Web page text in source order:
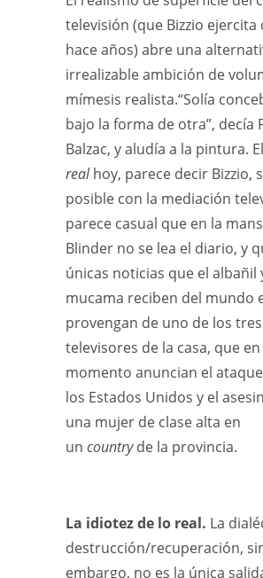
televisión (que Bizzio ejercita
hace años) abre una
irrealizable ambición de
mímesis realista.“Solía
bajo la forma de otra”, decía
Balzac, y aludía a la pintura. El
realhoy, parece decir Bizzio,
posible con la mediación
parece casual que en la
Blinder no se lea el diario, y
únicas noticias que el albañil
mucama reciben del mundo
provengan de uno de los tres
televisores de la casa, que
momento anuncian el
los Estados Unidos y el
una mujer de clase alta en
un countryde la provincia.
La idiotez de lo real. La
destrucción/recuperación,
embargo, no es la única